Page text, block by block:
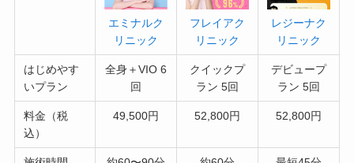
エミナルク
リニック
フレイアク
リニック
レジーナク
リニック
はじめやす
いプラン
全身＋VIO 6
回
クイックプ
ラン 5回
デビュープ
ラン 5回
料金（税
込）
49,500円 52,800円 52,800円